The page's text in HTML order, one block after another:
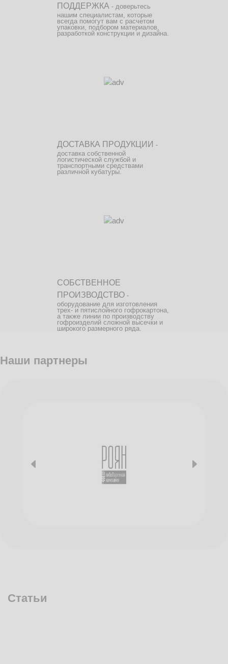
ПОДДЕРЖКА - доверьтесь
нашим специалистам, которые
всегда помогут вам с расчетом
упаковки, подбором материалов,
разработкой конструкции и дизайна.
ДОСТАВКА ПРОДУКЦИИ -
доставка собственной
логистической службой и
транспортными средствами
различной кубатуры.
СОБСТВЕННОЕ
ПРОИЗВОДСТВО -
оборудование для изготовления
трех- и пятислойного гофрокартона,
а также линии по производству
гофроизделий сложной высечки и
широкого размерного ряда.
Наши партнеры
Статьи